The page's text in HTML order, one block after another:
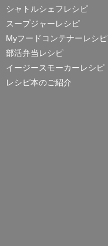
シャトルシェフレシピ
スープジャーレシピ
Myフードコンテナーレシピ
部活弁当レシピ
イージースモーカーレシピ
レシピ本のご紹介